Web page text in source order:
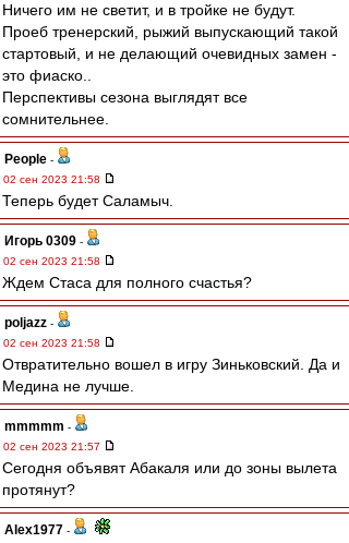
Ничего им не светит, и в тройке не будут.
Проеб тренерский, рыжий выпускающий такой
стартовый, и не делающий очевидных замен -
это фиаско..
Перспективы сезона выглядят все
сомнительнее.
People -
02 сен 2023 21:58
Теперь будет Саламыч.
Игорь 0309 -
02 сен 2023 21:58
Ждем Стаса для полного счастья?
poljazz -
02 сен 2023 21:58
Отвратительно вошел в игру Зиньковский. Да и
Медина не лучше.
mmmmm -
02 сен 2023 21:57
Сегодня объявят Абакаля или до зоны вылета
протянут?
Alex1977 -